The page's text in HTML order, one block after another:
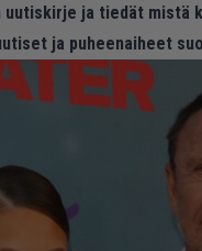
uutiskirje ja tiedät mistä
ja puheenaiheet